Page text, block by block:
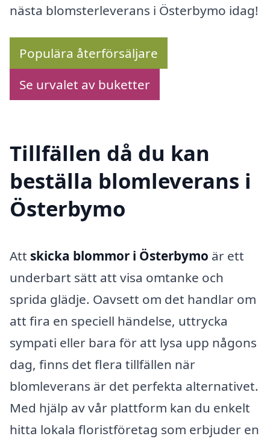
nästa blomsterleverans i Österbymo idag!
Populära återförsäljare
Se urvalet av buketter
Tillfällen då du kan
beställa blomleverans i
Österbymo
Att skicka blommor i Österbymo är ett
underbart sätt att visa omtanke och
sprida glädje. Oavsett om det handlar om
att fira en speciell händelse, uttrycka
sympati eller bara för att lysa upp någons
dag, finns det flera tillfällen när
blomleverans är det perfekta alternativet.
Med hjälp av vår plattform kan du enkelt
hitta lokala floristföretag som erbjuder en